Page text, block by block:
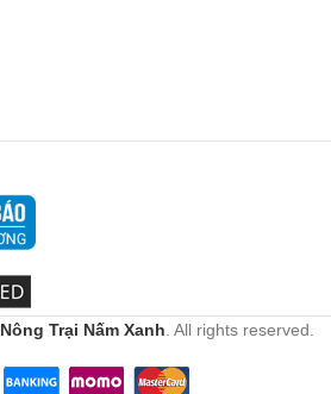
Nông Trại Nấm Xanh . All rights reserved.